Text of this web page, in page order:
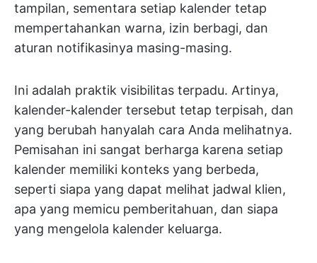
tampilan, sementara setiap kalender tetap
mempertahankan warna, izin berbagi, dan
aturan notifikasinya masing-masing.
Ini adalah praktik visibilitas terpadu. Artinya,
kalender-kalender tersebut tetap terpisah, dan
yang berubah hanyalah cara Anda melihatnya.
Pemisahan ini sangat berharga karena setiap
kalender memiliki konteks yang berbeda,
seperti siapa yang dapat melihat jadwal klien,
apa yang memicu pemberitahuan, dan siapa
yang mengelola kalender keluarga.